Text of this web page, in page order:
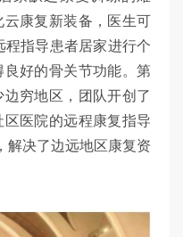
康复新装备，医生可
程指导患者居家进行个
好的骨关节功能。第
穷地区，团队开创了
医院的远程康复指导
解决了边远地区康复资